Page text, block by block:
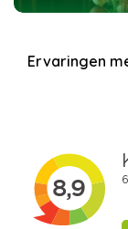
Ervaringen